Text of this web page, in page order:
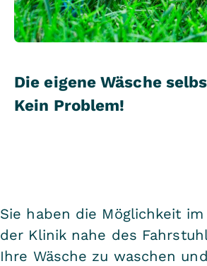
Die eigene Wäsche
Kein Problem!
Sie haben die Möglichkeit
der Klinik nahe des
Ihre Wäsche zu waschen